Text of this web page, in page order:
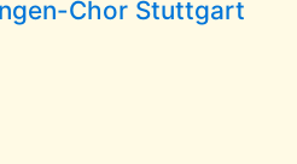
Chor Stuttgart